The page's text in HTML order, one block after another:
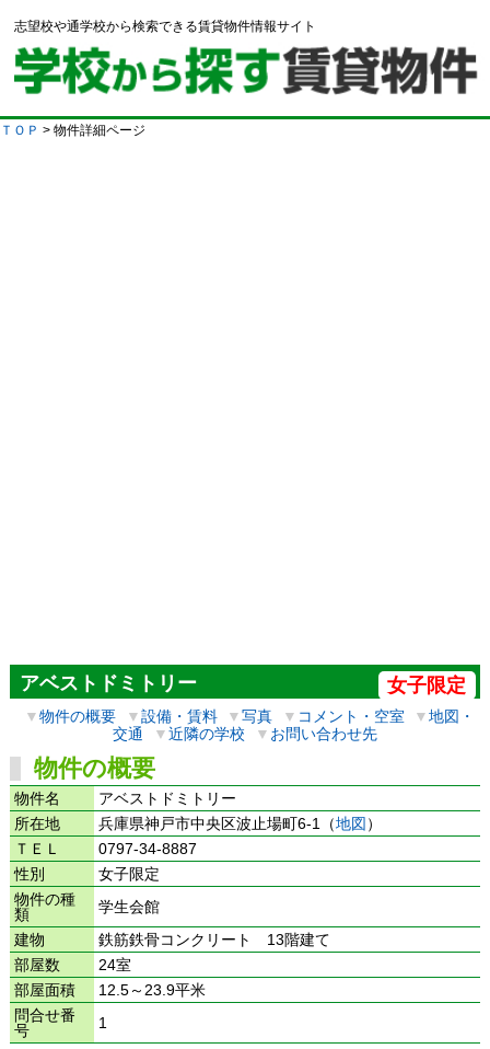
志望校や通学校から検索できる賃貸物件情報サイト
ＴＯＰ > 物件詳細ページ
アベストドミトリー 女子限定
▼物件の概要 ▼設備・賃料 ▼写真 ▼ コメント・空室 ▼地図・
交通
▼近隣の学校 ▼ お問い合わせ先
物件の概要
物件名
アベストドミトリー
所在地
兵庫県神戸市中央区波止場町6-1（地図 ）
ＴＥＬ
0797-34-8887
性別
女子限定
物件の種
類
学生会館
建物
鉄筋鉄骨コンクリート 13階建て
部屋数
24室
部屋面積
12.5～23.9平米
問合せ番
号
1